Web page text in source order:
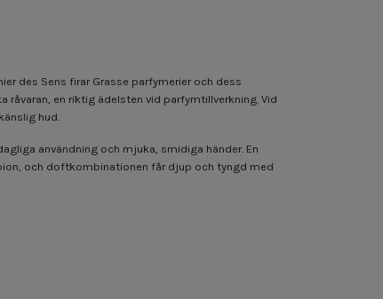
des Sens firar Grasse parfymerier och dess
en riktig ädelsten vid parfymtillverkning. Vid
hud.
användning och mjuka, smidiga händer. En
och doftkombinationen får djup och tyngd med